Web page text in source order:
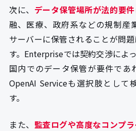
次に、 データ保管場所が法的要
融、医療、政府系などの規制産
サーバーに保管されることが問
す。Enterpriseでは契約交渉によ
国内でのデータ保管が要件であ
OpenAI Serviceも選択肢として
す。
また、 監査ログや高度なコンプ